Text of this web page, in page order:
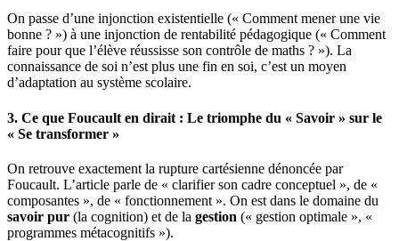
On passe d’une injonction existentielle (« Comment mener une vie
bonne ? ») à une injonction de rentabilité pédagogique (« Comment
faire pour que l’élève réussisse son contrôle de maths ? »). La
connaissance de soi n’est plus une fin en soi, c’est un moyen
d’adaptation au système scolaire.
3. Ce que Foucault en dirait : Le triomphe du « Savoir » sur le
« Se transformer »
On retrouve exactement la rupture cartésienne dénoncée par
Foucault. L’article parle de « clarifier son cadre conceptuel », de «
composantes », de « fonctionnement ». On est dans le domaine du
savoir pur (la cognition) et de la gestion (« gestion optimale », «
programmes métacognitifs »).